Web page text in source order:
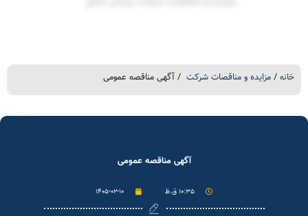
خانه/مزایده و مناقصات شرکت/ آگهی مناقصه عمومی
آگهی مناقصه عمومی
۱۰:۳۵ ق.ظ ۱۴۰۵-۰۲-۱۰